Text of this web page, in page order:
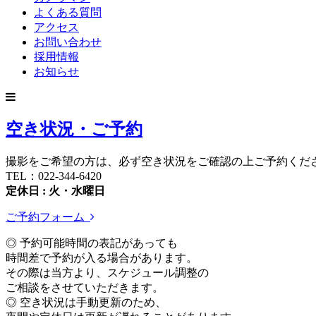
よくある質問
アクセス
お問い合わせ
採用情報
お知らせ
空き状況・ご予約
撮影をご希望の方は、必ず空き状況をご確認の上ご予約くだ
TEL：022-344-6420
定休日 : 火・水曜日
ご予約フォーム
◎ 予約可能時間の表記があっても
時間差で予約が入る場合があります。
その際は当方より、スケジュール調整の
ご相談をさせていただきます。
◎ 空き状況は手動更新のため、